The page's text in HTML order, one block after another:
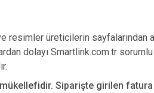
resimler üreticilerin sayfalarından
dolayı Smartlink.com.tr
Siparişte girilen